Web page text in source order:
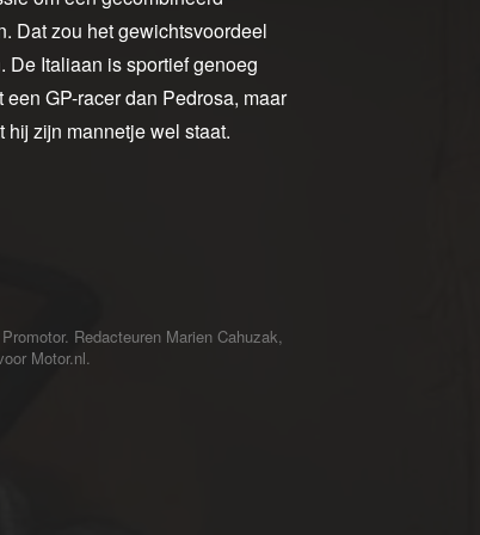
Dat zou het gewichtsvoordeel
De Italiaan is sportief genoeg
GP-racer dan Pedrosa, maar
zijn mannetje wel staat.
Redacteuren Marien Cahuzak,
Motor.nl.